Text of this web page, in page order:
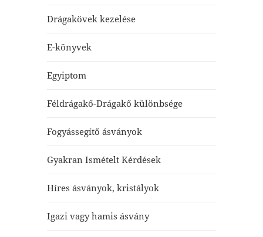
Drágakövek kezelése
E-könyvek
Egyiptom
Féldrágakő-Drágakő különbsége
Fogyássegítő ásványok
Gyakran Ismételt Kérdések
Híres ásványok, kristályok
Igazi vagy hamis ásvány